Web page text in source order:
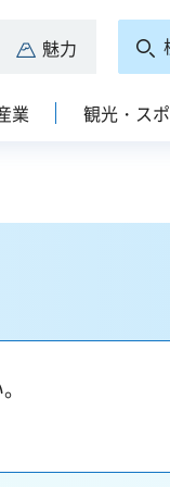
魅力
業 観光・ス